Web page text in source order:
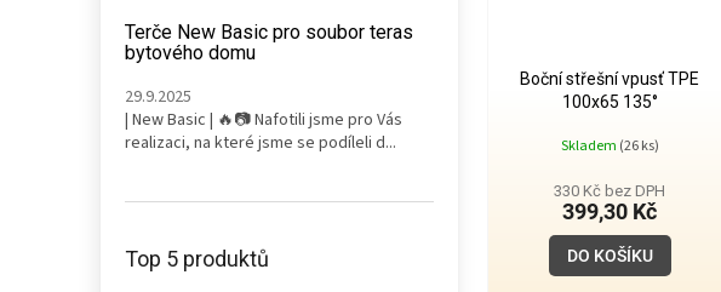
Terče New Basic pro soubor teras
bytového domu
29.9.2025
| New Basic | 🔥📷 Nafotili jsme pro Vás
realizaci, na které jsme se podíleli d...
Top 5 produktů
Boční střešní vpusť TPE
100x65 135°
Skladem (26 ks)
330 Kč bez DPH
399,30 Kč
DO KOŠÍKU